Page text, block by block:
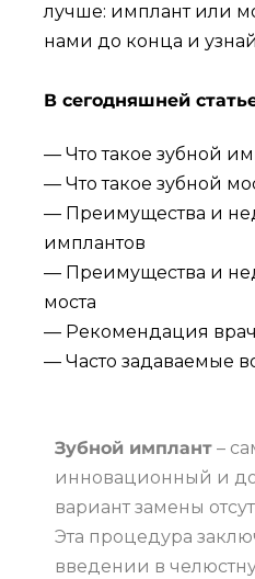
лучше: имплант или
нами до конца и
В сегодняшней
— Что такое зубной
— Что такое зубной
— Преимущества и
имплантов
— Преимущества и
моста
— Рекомендация
— Часто задаваемые
Зубной имплант –
инновационный и
вариант замены
Эта процедура
введении в